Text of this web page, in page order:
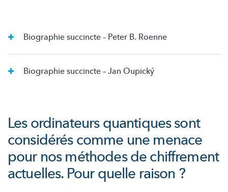
Biographie succincte – Peter B. Roenne
Biographie succincte – Jan Oupický
Les ordinateurs quantiques sont
considérés comme une menace
pour nos méthodes de chiffrement
actuelles. Pour quelle raison ?